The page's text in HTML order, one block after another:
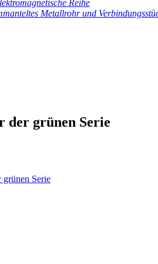
Reihe
Metallrohr und
der grünen Serie
grünen Serie